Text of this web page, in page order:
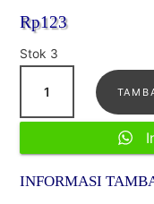
berdas
arkan
penilaia
n
Rp123
Stok 3
Jendela
minimalis
Hotel
INFORMASI